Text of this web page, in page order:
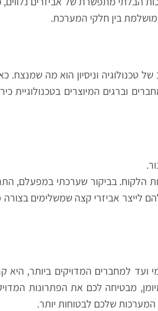
מושלמת בין חלקי המערכת.
טכנולוגיה וניסיון הוא מה שמנצח.
וברגים המיוצרים בטכנולוגיית
של התאמת המוצר לדרישות הלקוח. בביקור
לייצר אביזרי קצה שמשלימים
ועד למחברים המדויקים ביותר, היא
מבטיחה לכם את הפתרונות
שלכם לבטוחות יותר.